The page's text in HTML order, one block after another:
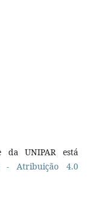
UNIPAR está
- Atribuição 4.0